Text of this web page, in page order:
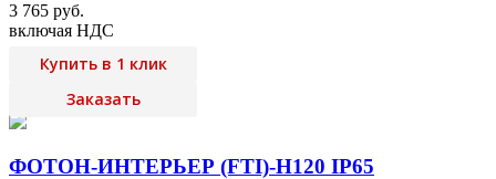
3 765 руб.
включая НДС
Купить в 1 клик
Заказать
ФОТОН-ИНТЕРЬЕР (FTI)-Н120 IP65